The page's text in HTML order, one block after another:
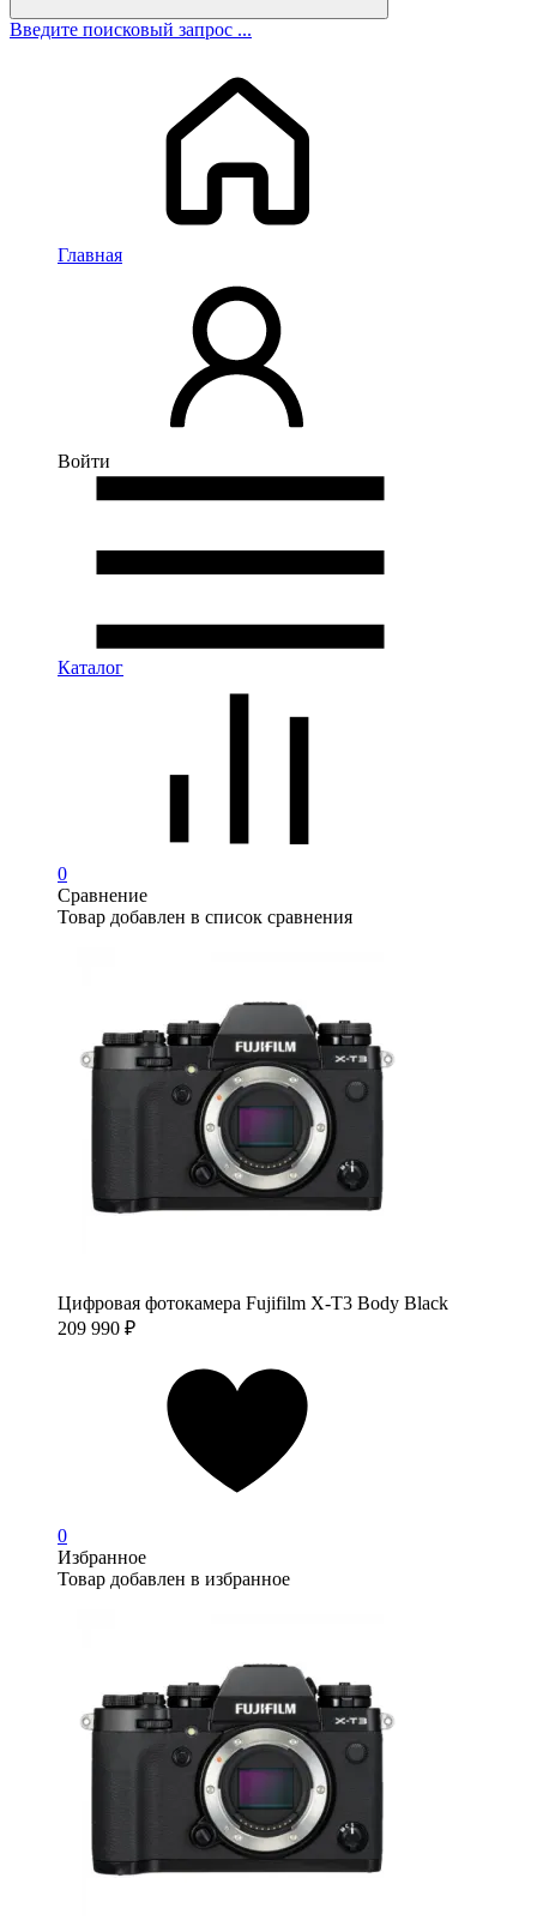
Введите поисковый запрос ...
Главная
Войти
Каталог
0
Сравнение
Товар добавлен в список сравнения
Цифровая фотокамера Fujifilm X-T3 Body Black
209 990 ₽
0
Избранное
Товар добавлен в избранное